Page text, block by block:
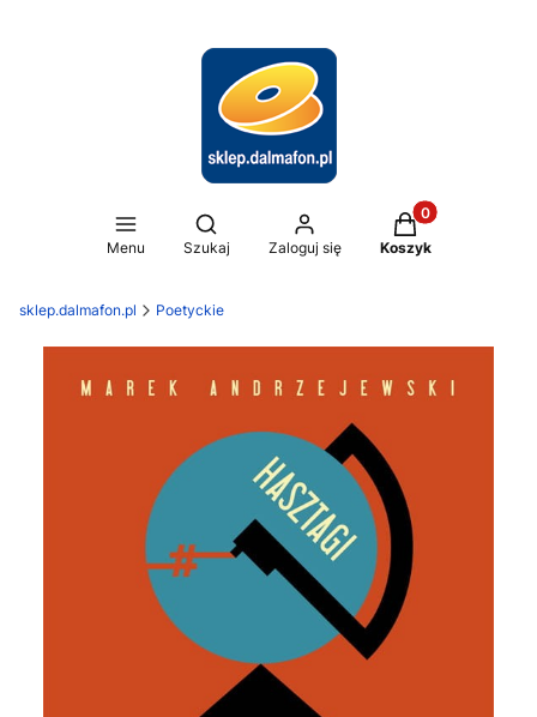
Menu
Otwórz wyszukiwarkę
Szukaj Zaloguj się
Produkty w
Koszyk
sklep.dalmafon.pl Poetyckie